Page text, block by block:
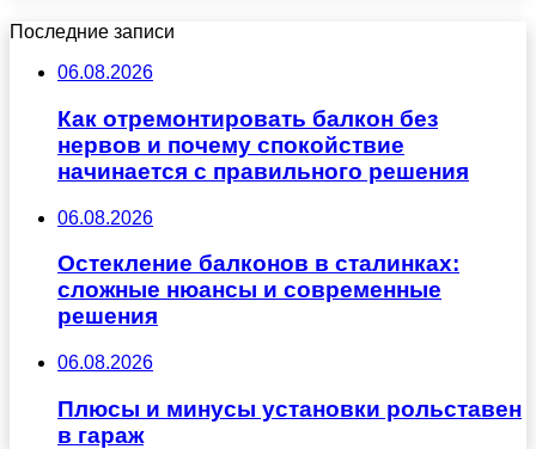
Последние записи
06.08.2026
Как отремонтировать балкон без
нервов и почему спокойствие
начинается с правильного решения
06.08.2026
Остекление балконов в сталинках:
сложные нюансы и современные
решения
06.08.2026
Плюсы и минусы установки рольставен
в гараж